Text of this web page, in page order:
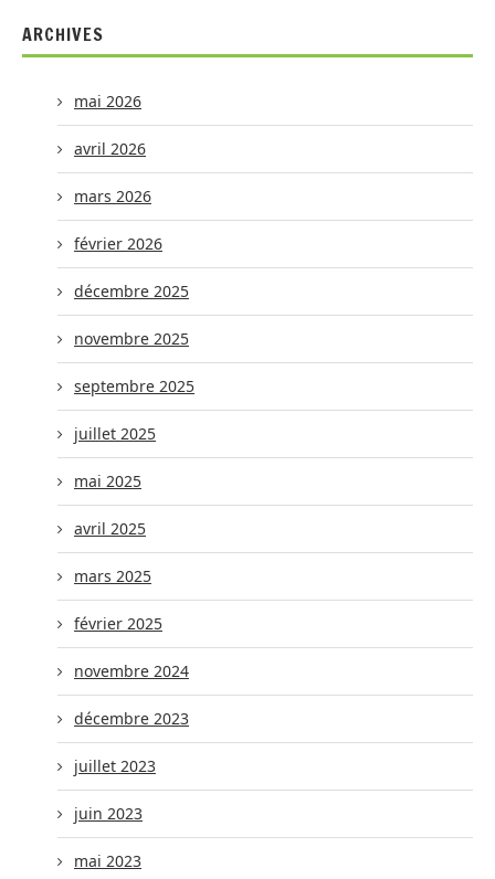
ARCHIVES
mai 2026
avril 2026
mars 2026
février 2026
décembre 2025
novembre 2025
septembre 2025
juillet 2025
mai 2025
avril 2025
mars 2025
février 2025
novembre 2024
décembre 2023
juillet 2023
juin 2023
mai 2023